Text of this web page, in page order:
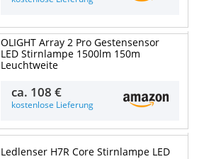
OLIGHT Array 2 Pro Gestensensor
LED Stirnlampe 1500lm 150m
Leuchtweite
ca. 108 €
kostenlose Lieferung
Ledlenser H7R Core Stirnlampe LED